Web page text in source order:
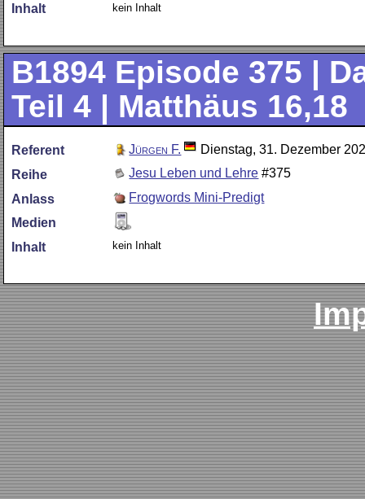
Inhalt
kein Inhalt
B1894 Episode 375 |
Teil 4 | Matthäus 16,18
Referent Jürgen F.
Dienstag, 31. Dezember
Reihe
Jesu Leben und Lehre #375
Anlass
Frogwords Mini-Predigt
Medien
Inhalt
kein Inhalt